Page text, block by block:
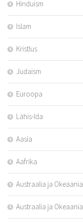
Hinduism
Islam
Kristlus
Judaism
Euroopa
Lähis-Ida
Aasia
Aafrika
Austraalia ja Okeaania
Austraalia ja Okeaania